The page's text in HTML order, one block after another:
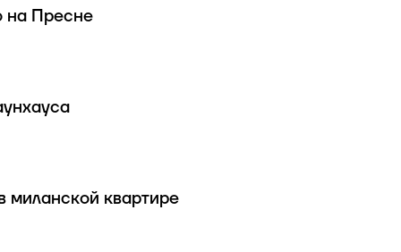
на Пресне
миланской квартире